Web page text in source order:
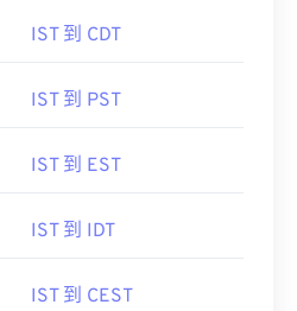
IST 到 CDT
IST 到 PST
IST 到 EST
IST 到 IDT
IST 到 CEST